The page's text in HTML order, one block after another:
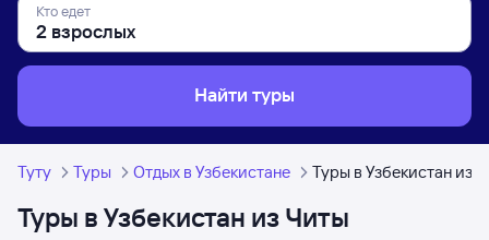
Кто едет
Найти туры
Туту Туры Отдых в Узбекистане Туры в Узбекистан из
Туры в Узбекистан из Читы